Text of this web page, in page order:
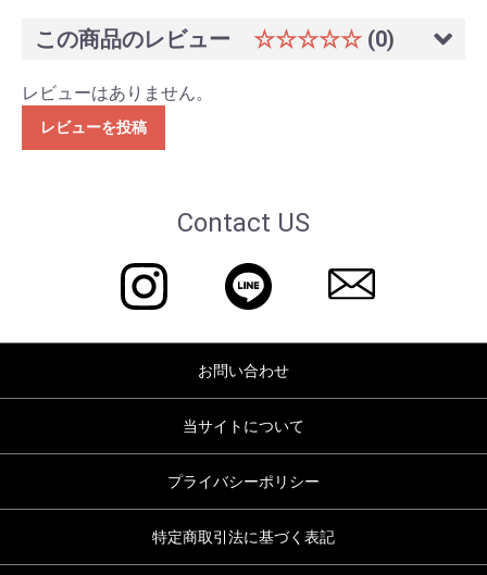
この商品のレビュー ☆☆☆☆☆ (0)
レビューはありません。
レビューを投稿
Contact US
お問い合わせ
当サイトについて
プライバシーポリシー
特定商取引法に基づく表記